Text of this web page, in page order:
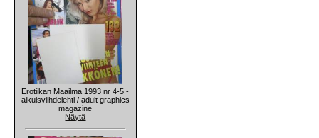
Erotiikan Maailma 1993 nr 4-5 -
aikuisviihdelehti / adult graphics
magazine
Näytä